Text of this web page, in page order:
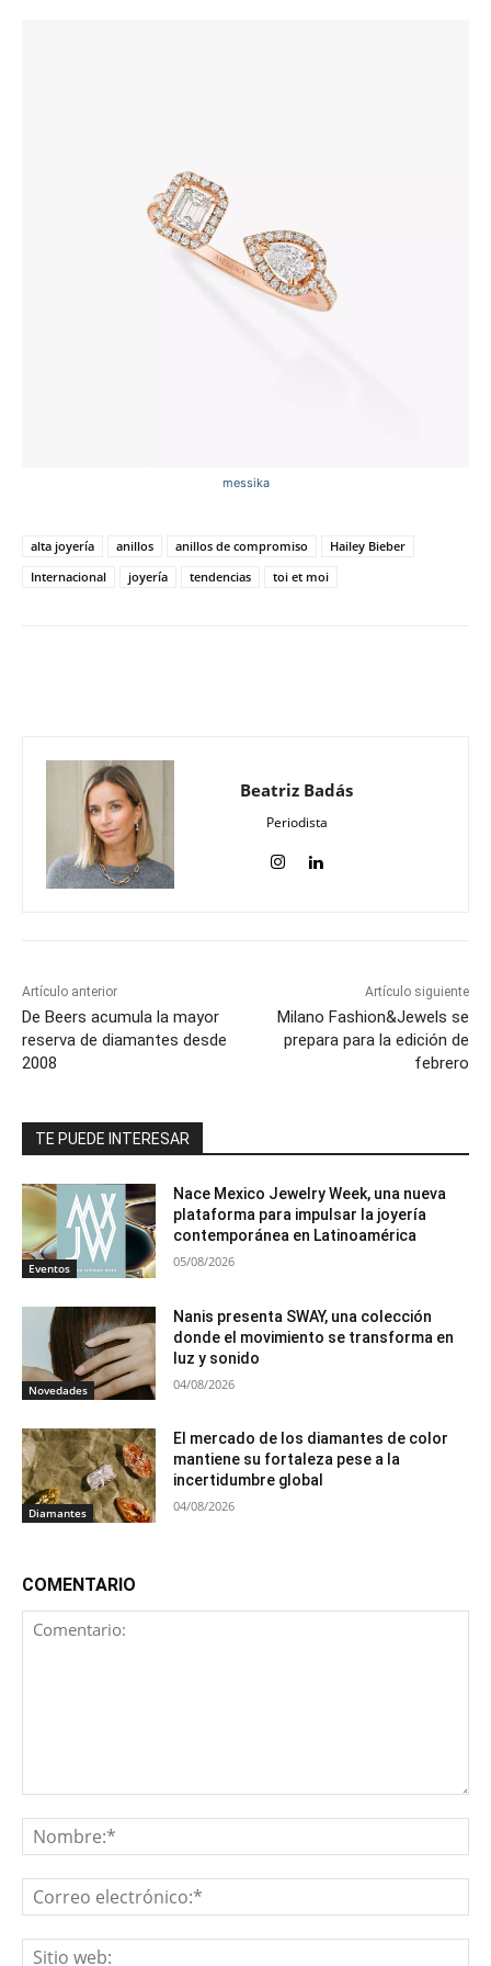
messika
alta joyería anillos anillos de compromiso
Hailey Bieber
Internacional
joyería tendencias toi et moi
Beatriz Badás
Periodista
Artículo anterior
De Beers acumula la mayor
reserva de diamantes desde
2008
Artículo siguiente
Milano Fashion&Jewels se
prepara para la edición de
febrero
TE PUEDE INTERESAR
Eventos
Nace Mexico Jewelry Week, una nueva
plataforma para impulsar la joyería
contemporánea en Latinoamérica
05/08/2026
Novedades
Nanis presenta SWAY, una colección
donde el movimiento se transforma en
luz y sonido
04/08/2026
Diamantes
El mercado de los diamantes de color
mantiene su fortaleza pese a la
incertidumbre global
04/08/2026
COMENTARIO